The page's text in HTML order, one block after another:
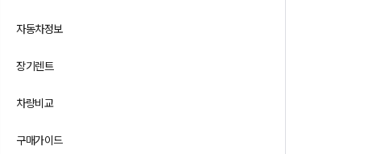
자동차정보
장기렌트
차량비교
구매가이드